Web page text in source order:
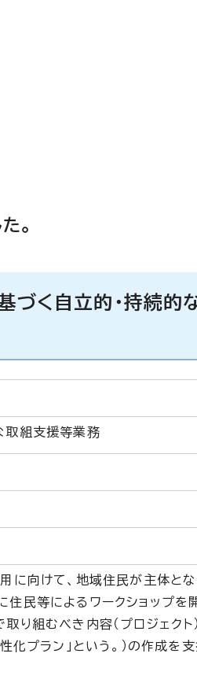
。
づく自立的・持続的
取組支援等業務
に向けて、地域住民が主体とな
民等によるワークショップを
り組むべき内容（プロジェクト
化プラン」という。）の作成を支